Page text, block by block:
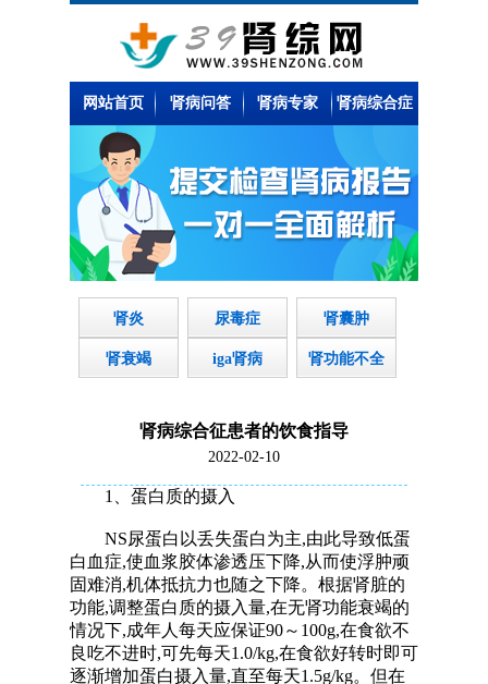
网站首页 肾病问答 肾病专家 肾病综合症
肾炎 尿毒症 肾囊肿
肾衰竭 iga肾病 肾功能不全
肾病综合征患者的饮食指导
2022-02-10
1、蛋白质的摄入
NS尿蛋白以丢失蛋白为主,由此导致低蛋
白血症,使血浆胶体渗透压下降,从而使浮肿顽
固难消,机体抵抗力也随之下降。根据肾脏的
功能,调整蛋白质的摄入量,在无肾功能衰竭的
情况下,成年人每天应保证90～100g,在食欲不
良吃不进时,可先每天1.0/kg,在食欲好转时即可
逐渐增加蛋白摄入量,直至每天1.5g/kg。但在